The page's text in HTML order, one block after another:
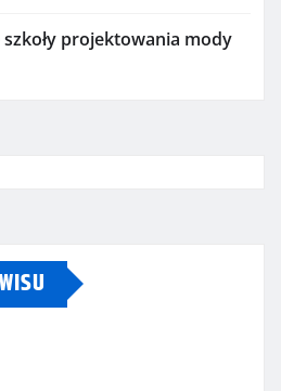
szkoły projektowania mody